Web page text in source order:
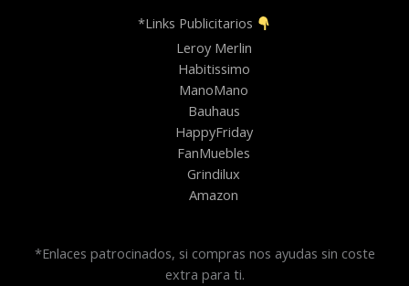
*Links Publicitarios
Leroy Merlin
Habitissimo
ManoMano
Bauhaus
HappyFriday
FanMuebles
Grindilux
Amazon
*Enlaces patrocinados, si compras nos ayudas sin coste
extra para ti.